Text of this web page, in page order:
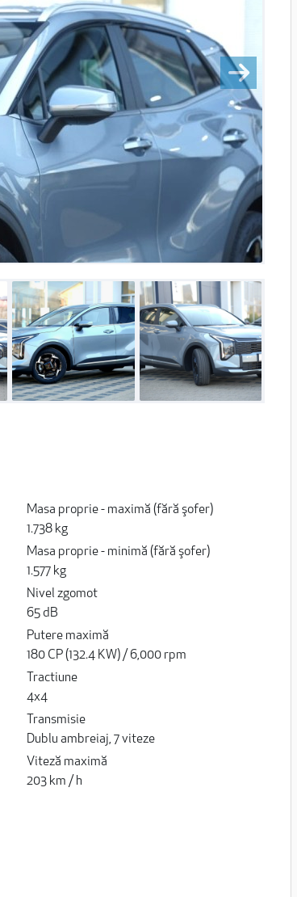
Masa proprie - maximă (fără şofer)
1.738 kg
Masa proprie - minimă (fără şofer)
1.577 kg
Nivel zgomot
65 dB
Putere maximă
180 CP (132.4 KW) / 6,000 rpm
Tractiune
4x4
Transmisie
Dublu ambreiaj, 7 viteze
Viteză maximă
203 km / h